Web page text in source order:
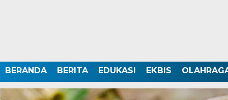
BERANDA BERITA EDUKASI EKBIS